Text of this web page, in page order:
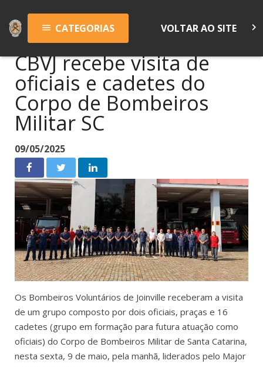
menu CATEGORIAS VOLTAR AO SITE keyboard_arrow_right
CBVJ recebe visita de
oficiais e cadetes do
Corpo de Bombeiros
Militar SC
09/05/2025
Os Bombeiros Voluntários de Joinville receberam a visita
de um grupo composto por dois oficiais, praças e 16
cadetes (grupo em formação para futura atuação como
oficiais) do Corpo de Bombeiros Militar de Santa Catarina,
nesta sexta, 9 de maio, pela manhã, liderados pelo Major